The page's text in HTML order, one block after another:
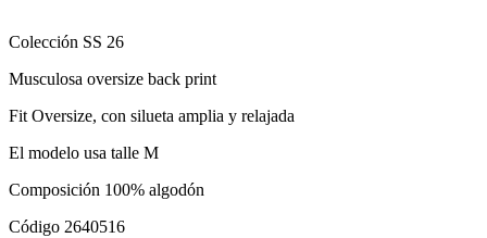
Colección SS 26
Musculosa oversize back print
Fit Oversize, con silueta amplia y relajada
El modelo usa talle M
Composición 100% algodón
Código 2640516